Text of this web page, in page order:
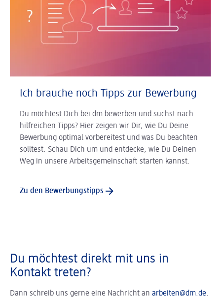
Ich brauche noch Tipps zur Bewerbung
Du möchtest Dich bei dm bewerben und suchst nach
hilfreichen Tipps? Hier zeigen wir Dir, wie Du Deine
Bewerbung optimal vorbereitest und was Du beachten
solltest. Schau Dich um und entdecke, wie Du Deinen
Weg in unsere Arbeitsgemeinschaft starten kannst.
Zu den Bewerbungstipps
Du möchtest direkt mit uns in
Kontakt treten?
Dann schreib uns gerne eine Nachricht an arbeiten@dm.de.